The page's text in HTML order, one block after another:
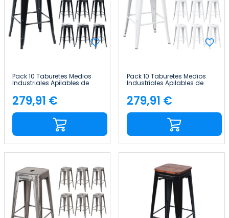
Pack 10 Taburetes Medios
Industriales Apilables de
Acero 43x43x76cm Thinia
Home
Precio
279,91 €
Pack 10 Taburetes Medios
Industriales Apilables de
Acero 43x43x76cm Thinia
Home
Precio
279,91 €